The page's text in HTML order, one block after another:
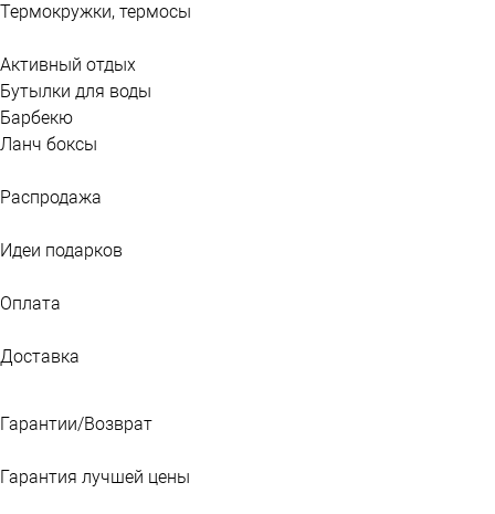
Термокружки, термосы
Активный отдых
Бутылки для воды
Барбекю
Ланч боксы
Распродажа
Идеи подарков
Оплата
Доставка
Гарантии/Возврат
Гарантия лучшей цены